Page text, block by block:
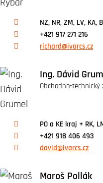
NZ, NR, ZM, LV, KA,
+421 917 271 216
richard@ivarcs.cz
Ing. Dávid
Obchodno-technický
PO a KE kraj + RK,
+421 918 406 493
david@ivarcs.cz
Maroš Pollák